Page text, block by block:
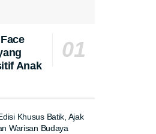
Anak
Khusus Batik, Ajak
Warisan Budaya